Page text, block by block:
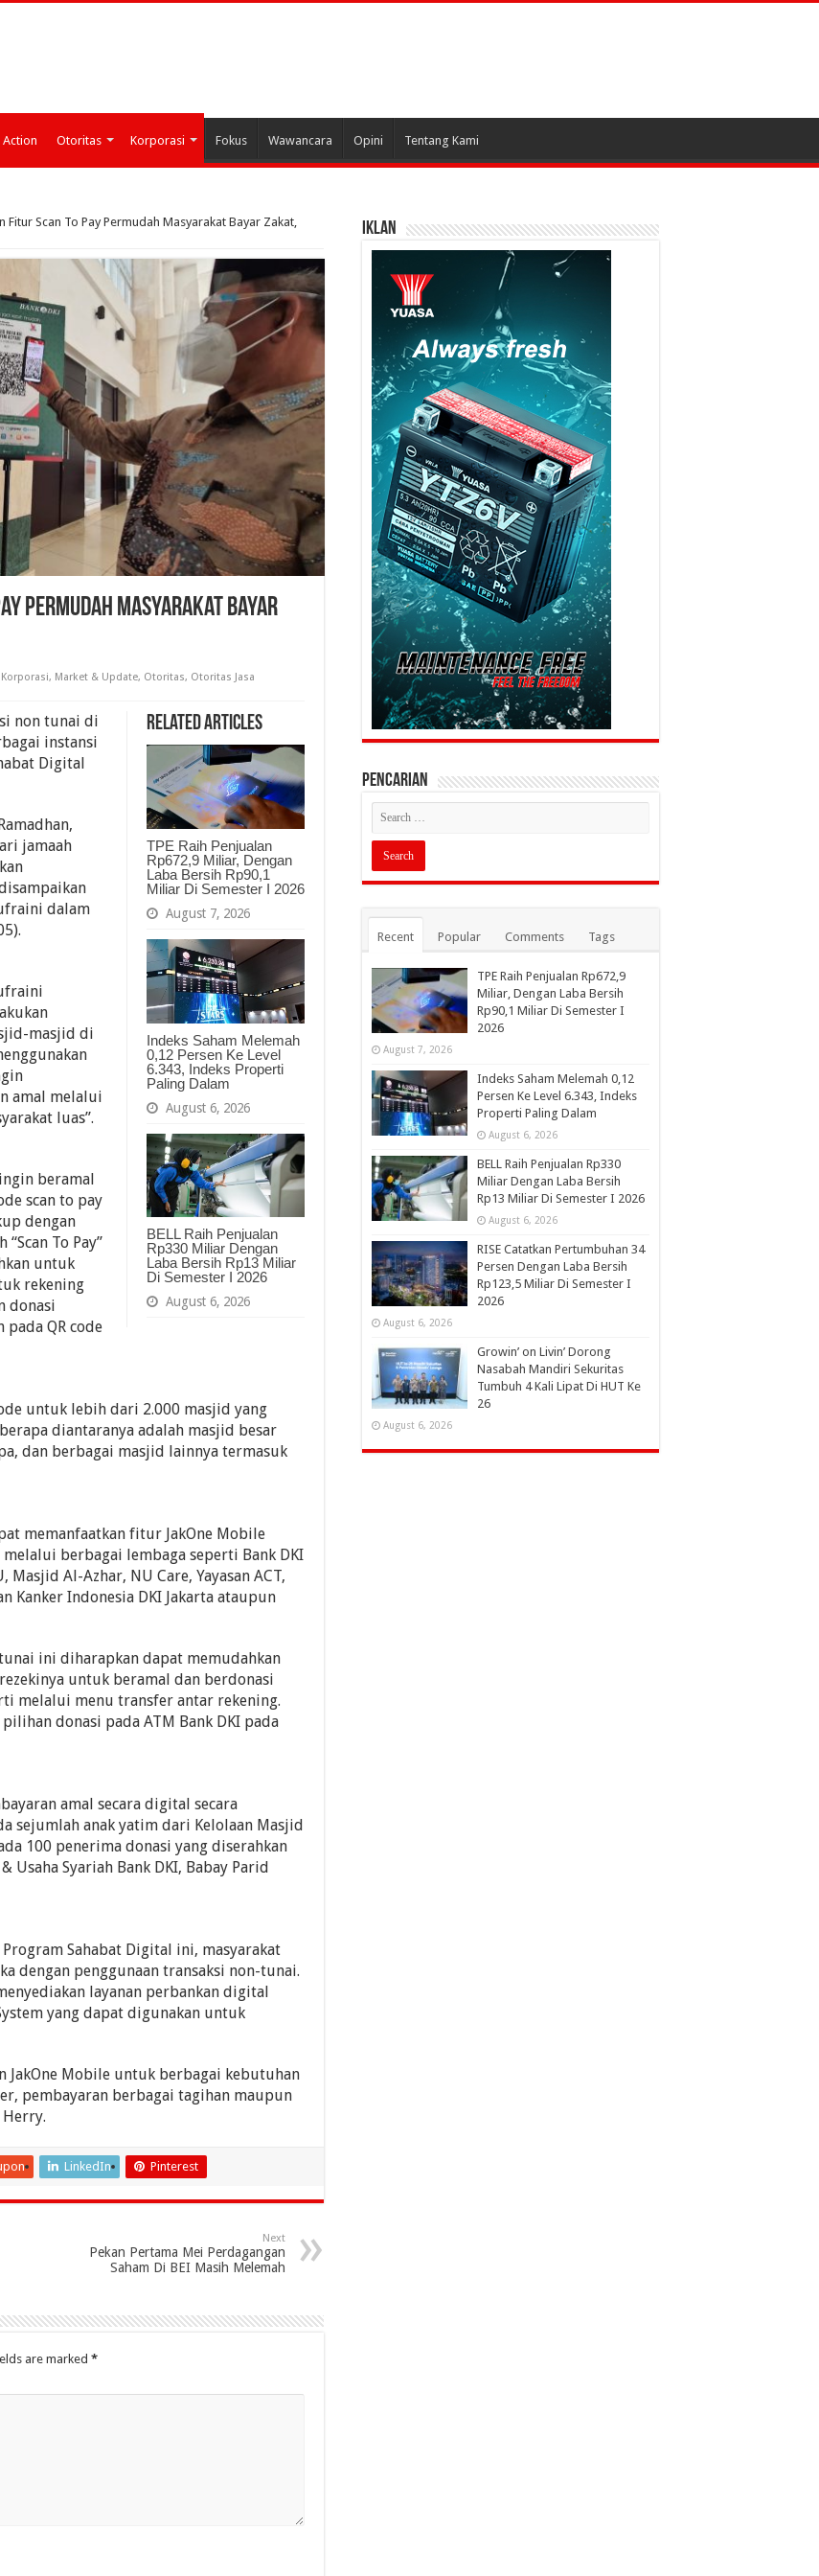
Otoritas Korporasi Fokus Wawancara Opini Tentang Kami
Fitur Scan To Pay Permudah Masyarakat Bayar Zakat,
Permudah Masyarakat Bayar
Korporasi, Market & Update, Otoritas, Otoritas Jasa
Related Articles
TPE Raih Penjualan
Rp672,9 Miliar, Dengan
Laba Bersih Rp90,1
Miliar Di Semester I 2026
August 7, 2026
Indeks Saham Melemah
0,12 Persen Ke Level
6.343, Indeks Properti
Paling Dalam
August 6, 2026
BELL Raih Penjualan
Rp330 Miliar Dengan
Laba Bersih Rp13 Miliar
Di Semester I 2026
August 6, 2026
non tunai di
instansi
Digital
jamaah
dalam
masjid di
amal melalui
luas”.
beramal
scan to pay
dengan
To Pay”
untuk
rekening
donasi
pada QR code
untuk lebih dari 2.000 masjid yang
diantaranya adalah masjid besar
dan berbagai masjid lainnya termasuk
memanfaatkan fitur JakOne Mobile
berbagai lembaga seperti Bank DKI
Masjid Al-Azhar, NU Care, Yayasan ACT,
Kanker Indonesia DKI Jakarta ataupun
ini diharapkan dapat memudahkan
untuk beramal dan berdonasi
melalui menu transfer antar rekening.
donasi pada ATM Bank DKI pada
amal secara digital secara
sejumlah anak yatim dari Kelolaan Masjid
100 penerima donasi yang diserahkan
Syariah Bank DKI, Babay Parid
Sahabat Digital ini, masyarakat
dengan penggunaan transaksi non-tunai.
layanan perbankan digital
yang dapat digunakan untuk
JakOne Mobile untuk berbagai kebutuhan
pembayaran berbagai tagihan maupun
LinkedIn Pinterest
Next
Pekan Pertama Mei Perdagangan
Saham Di BEI Masih Melemah
are marked *
IKLAN
PENCARIAN
Recent Popular Comments Tags
TPE Raih Penjualan Rp672,9
Miliar, Dengan Laba Bersih
Rp90,1 Miliar Di Semester I
2026
August 7, 2026
Indeks Saham Melemah 0,12
Persen Ke Level 6.343, Indeks
Properti Paling Dalam
August 6, 2026
BELL Raih Penjualan Rp330
Miliar Dengan Laba Bersih
Rp13 Miliar Di Semester I 2026
August 6, 2026
RISE Catatkan Pertumbuhan 34
Persen Dengan Laba Bersih
Rp123,5 Miliar Di Semester I
2026
August 6, 2026
Growin’ on Livin’ Dorong
Nasabah Mandiri Sekuritas
Tumbuh 4 Kali Lipat Di HUT Ke
26
August 6, 2026